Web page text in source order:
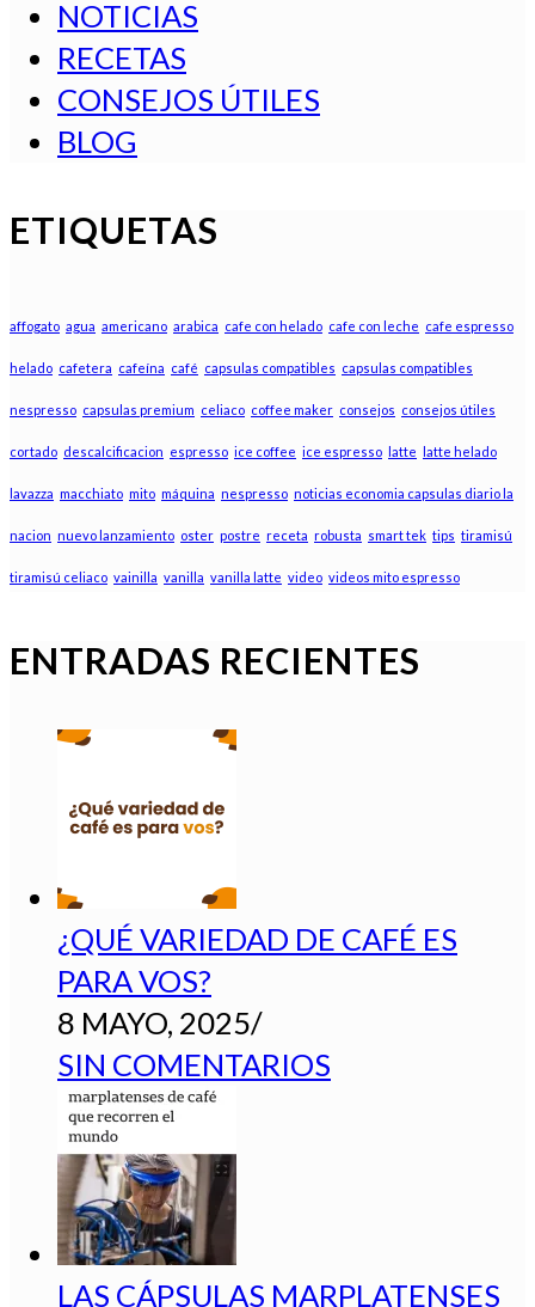
NOTICIAS
RECETAS
CONSEJOS ÚTILES
BLOG
ETIQUETAS
affogato agua americano arabica cafe con helado cafe con leche cafe espresso
helado cafetera cafeína café capsulas compatibles capsulas compatibles
nespresso capsulas premium celiaco coffee maker consejos consejos útiles
cortado descalcificacion espresso ice coffee ice espresso latte latte helado
lavazza macchiato mito máquina nespresso noticias economia capsulas diario la
nacion nuevo lanzamiento oster postre receta robusta smart tek tips tiramisú
tiramisú celiaco vainilla vanilla vanilla latte video videos mito espresso
ENTRADAS RECIENTES
¿QUÉ VARIEDAD DE CAFÉ ES
PARA VOS?
8 MAYO, 2025/
SIN COMENTARIOS
LAS CÁPSULAS MARPLATENSES